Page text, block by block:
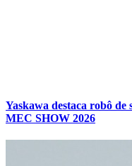
Yaskawa destaca robô de
MEC SHOW 2026